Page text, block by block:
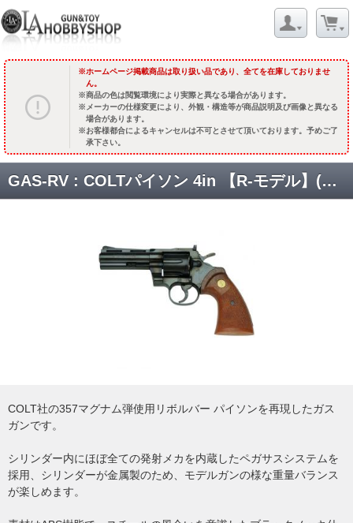
ホームページ掲載商品は取り扱い品であり、全てを在庫しておりませ
ん。
商品の色は閲覧環境により実際と異なる場合があります。
メーカーの仕様変更により、外観・構造等が商品説明及び画像と異なる
場合があります。
お客様都合によるキャンセルは不可とさせて頂いております。予めご了
承下さい。
GAS-RV : COLTパイソン 4in 【R-モデル】(スチールフィニッシュ) [品切中.再生産待ち]
COLT社の357マグナム弾使用リボルバー パイソンを再現したガス
ガンです。
シリンダー内にほぼ全ての発射メカを内蔵したペガサスシステムを
採用、シリンダーが金属製のため、モデルガンの様な重量バランス
が楽しめます。